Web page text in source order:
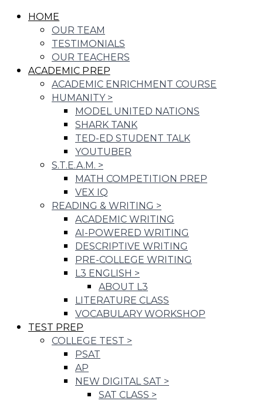
HOME
OUR TEAM
TESTIMONIALS
OUR TEACHERS
ACADEMIC PREP
ACADEMIC ENRICHMENT COURSE
HUMANITY >
MODEL UNITED NATIONS
SHARK TANK
TED-ED STUDENT TALK
YOUTUBER
S.T.E.A.M. >
MATH COMPETITION PREP
VEX IQ
READING & WRITING >
ACADEMIC WRITING
AI-POWERED WRITING
DESCRIPTIVE WRITING
PRE-COLLEGE WRITING
L3 ENGLISH >
ABOUT L3
LITERATURE CLASS
VOCABULARY WORKSHOP
TEST PREP
COLLEGE TEST >
PSAT
AP
NEW DIGITAL SAT >
SAT CLASS >